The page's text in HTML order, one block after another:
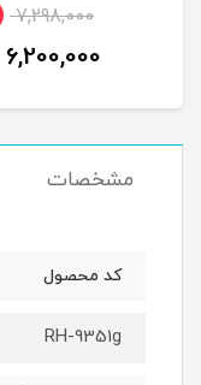
7,298,000
6,200,000
مشخصات
کد محصول
RH-9351g